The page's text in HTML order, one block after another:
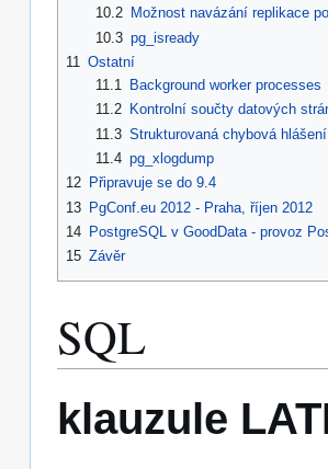
10.2
Možnost navázání replikace
10.3 pg_isready
11
Ostatní
11.1
Background worker processes
11.2
Kontrolní součty datových
11.3 Strukturovaná chybová hlášení
11.4 pg_xlogdump
12 Připravuje se do 9.4
13 PgConf.eu 2012 - Praha, říjen 2012
14 PostgreSQL v GoodData - provoz
15 Závěr
SQL
klauzule